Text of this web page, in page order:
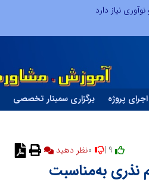
نیاز دارد
اجرای پروژه برگزاری سمینار تخصصی
نظر دهید
به‌مناسبت